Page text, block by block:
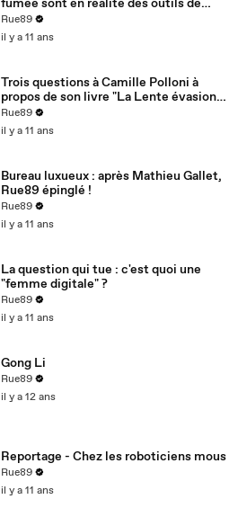
fumée sont en réalité des outils de
surveillance
Rue89
il y a 11 ans
Trois questions à Camille Polloni à
propos de son livre "La Lente évasion"
(Mars 2015, Premier Parallèle)
Rue89
il y a 11 ans
Bureau luxueux : après Mathieu Gallet,
Rue89 épinglé !
Rue89
il y a 11 ans
La question qui tue : c'est quoi une
"femme digitale" ?
Rue89
il y a 11 ans
Gong Li
Rue89
il y a 12 ans
Reportage - Chez les roboticiens mous
Rue89
il y a 11 ans